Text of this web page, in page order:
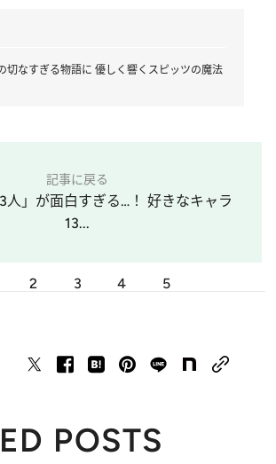
切なすぎる物語に 優しく響くスピッツの魔法
記事に戻る
人」が面白すぎる…！ 好きなキャラ
13...
2 3 4 5
POSTS